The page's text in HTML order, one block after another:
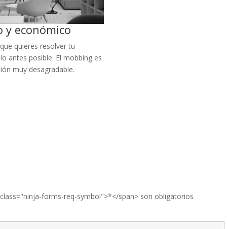
y económico
quieres resolver tu
antes posible. El mobbing es
muy desagradable.
forms-req-symbol">*</span> son obligatorios